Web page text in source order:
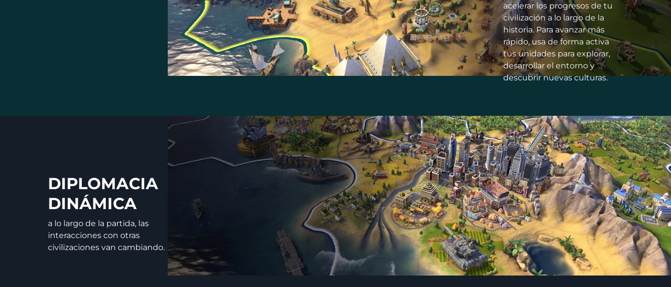
acelerar los progresos de tu
civilización a lo largo de la
historia. Para avanzar más
rápido, usa de forma activa
tus unidades para explorar,
desarrollar el entorno y
descubrir nuevas culturas.
DIPLOMACIA
DINÁMICA
a lo largo de la partida, las
interacciones con otras
civilizaciones van cambiando.